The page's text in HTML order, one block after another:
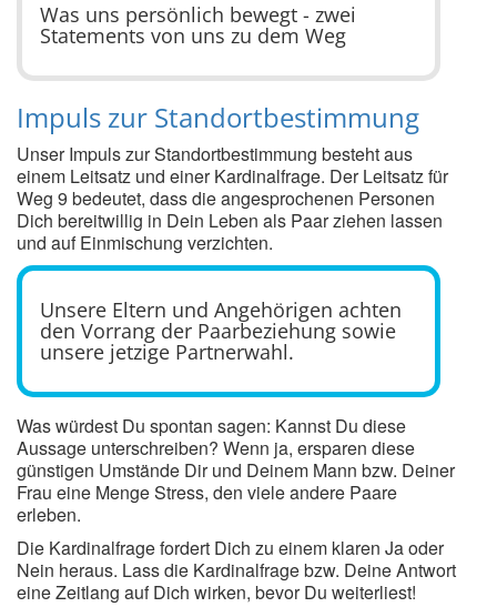
Was uns persönlich bewegt - zwei
Statements von uns zu dem Weg
Impuls zur Standortbestimmung
Unser Impuls zur Standortbestimmung besteht aus
einem Leitsatz und einer Kardinalfrage. Der Leitsatz für
Weg 9 bedeutet, dass die angesprochenen Personen
Dich bereitwillig in Dein Leben als Paar ziehen lassen
und auf Einmischung verzichten.
Unsere Eltern und Angehörigen achten
den Vorrang der Paarbeziehung sowie
unsere jetzige Partnerwahl.
Was würdest Du spontan sagen: Kannst Du diese
Aussage unterschreiben? Wenn ja, ersparen diese
günstigen Umstände Dir und Deinem Mann bzw. Deiner
Frau eine Menge Stress, den viele andere Paare
erleben.
Die Kardinalfrage fordert Dich zu einem klaren Ja oder
Nein heraus. Lass die Kardinalfrage bzw. Deine Antwort
eine Zeitlang auf Dich wirken, bevor Du weiterliest!